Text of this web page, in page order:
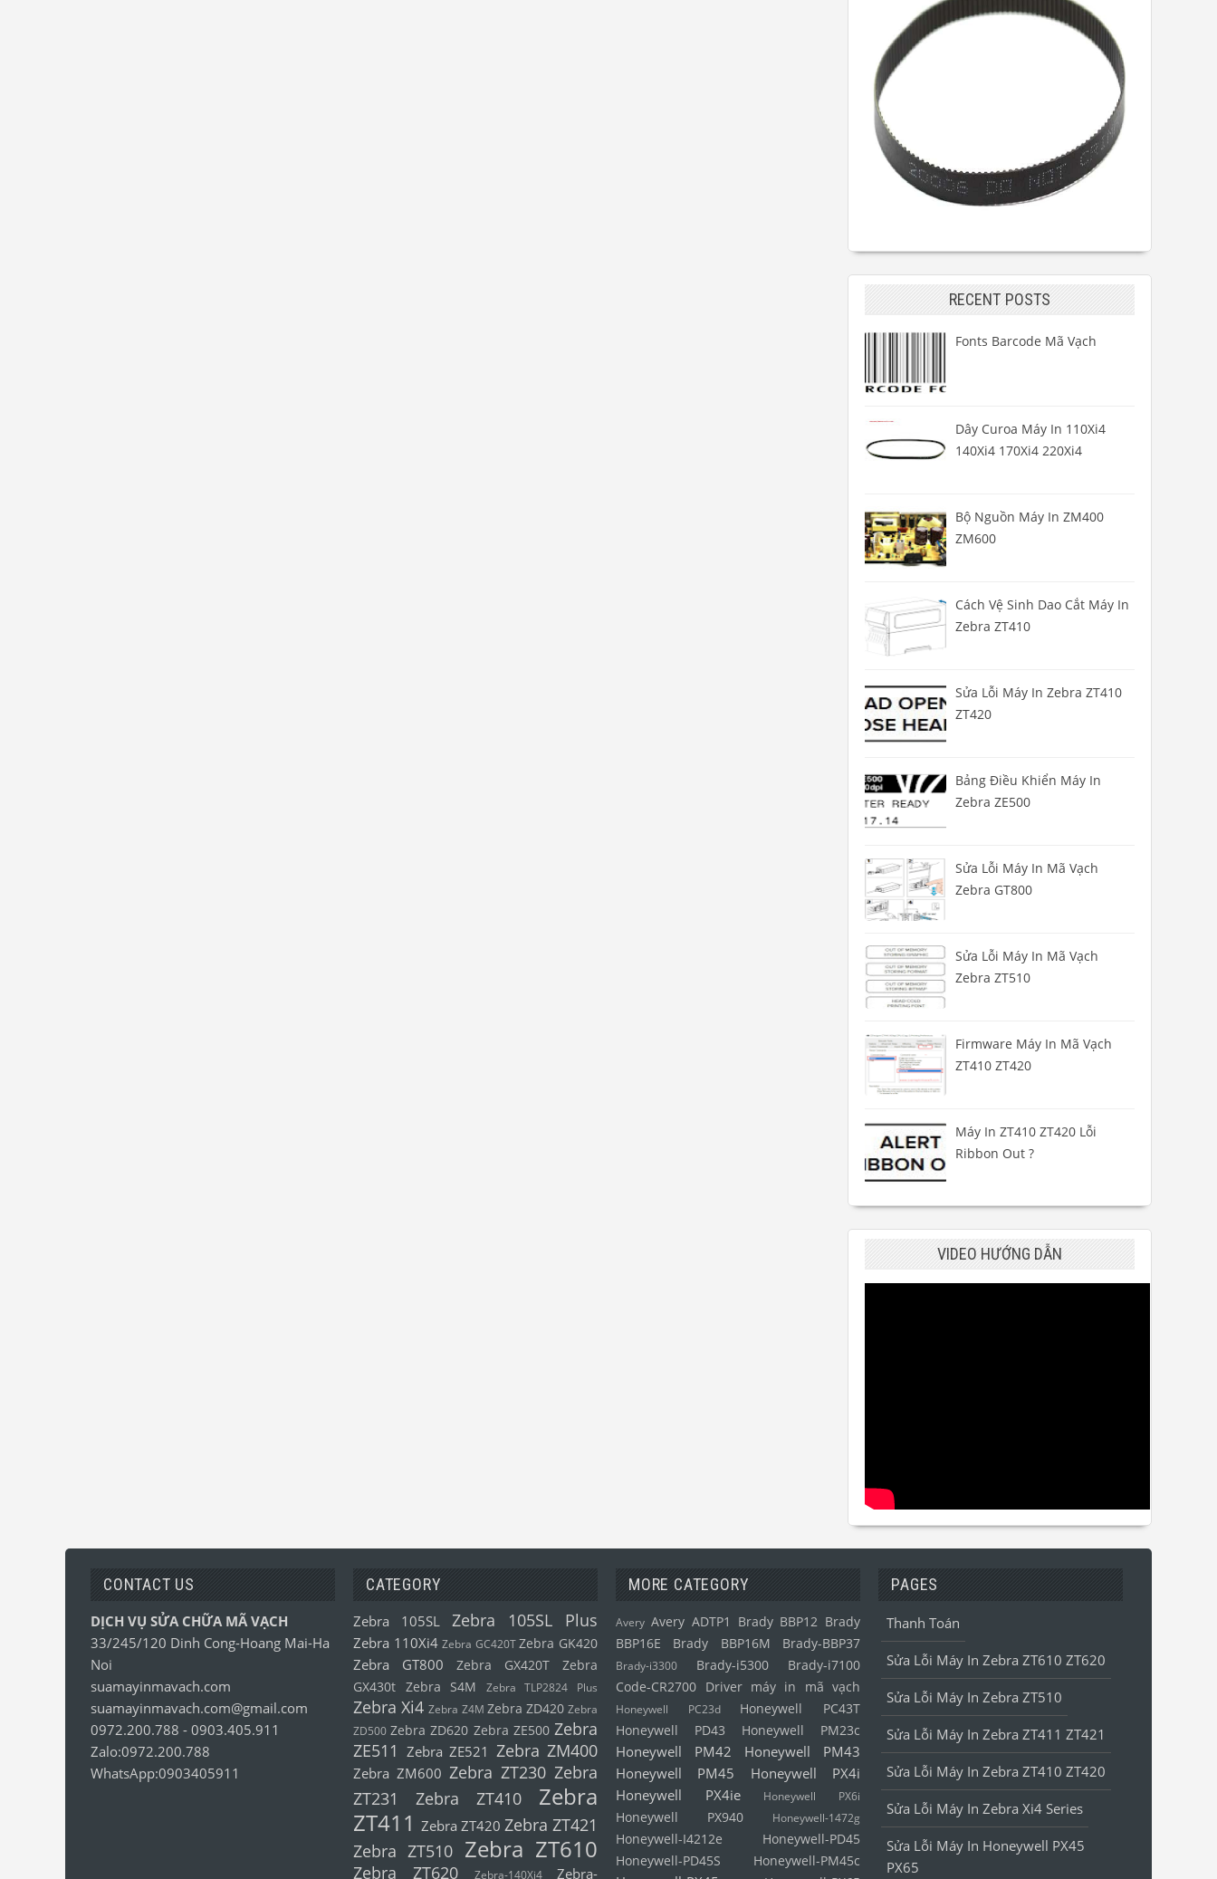
RECENT POSTS
Fonts Barcode Mã Vạch
Dây Curoa Máy In 110Xi4
140Xi4 170Xi4 220Xi4
Bộ Nguồn Máy In ZM400
ZM600
Cách Vệ Sinh Dao Cắt Máy In
Zebra ZT410
Sửa Lỗi Máy In Zebra ZT410
ZT420
Bảng Điều Khiển Máy In
Zebra ZE500
Sửa Lỗi Máy In Mã Vạch
Zebra GT800
Sửa Lỗi Máy In Mã Vạch
Zebra ZT510
Firmware Máy In Mã Vạch
ZT410 ZT420
Máy In ZT410 ZT420 Lỗi
Ribbon Out ?
VIDEO HƯỚNG DẪN
CONTACT US
DỊCH VỤ SỬA CHỮA MÃ VẠCH
33/245/120 Dinh Cong-Hoang Mai-Ha
Noi
suamayinmavach.com
suamayinmavach.com@gmail.com
0972.200.788 - 0903.405.911
Zalo:0972.200.788
WhatsApp:0903405911
CATEGORY
Zebra 105SL Zebra 105SL Plus
Zebra 110Xi4 Zebra GC420T Zebra GK420
Zebra GT800 Zebra GX420T
Zebra
GX430t
Zebra S4M Zebra TLP2824 Plus
Zebra Xi4 Zebra Z4M Zebra ZD420 Zebra
ZD500 Zebra ZD620 Zebra ZE500 Zebra
ZE511 Zebra ZE521 Zebra ZM400
Zebra ZM600 Zebra ZT230 Zebra
ZT231
Zebra ZT410
Zebra
ZT411 Zebra ZT420 Zebra ZT421
Zebra ZT510 Zebra ZT610
Zebra ZT620 Zebra-140Xi4 Zebra-
MORE CATEGORY
Avery Avery ADTP1 Brady BBP12 Brady
BBP16E
Brady BBP16M Brady-BBP37
Brady-i3300 Brady-i5300
Brady-i7100
Code-CR2700
Driver máy in mã vạch
Honeywell PC23d
Honeywell PC43T
Honeywell PD43
Honeywell PM23c
Honeywell PM42
Honeywell PM43
Honeywell PM45
Honeywell PX4i
Honeywell PX4ie
Honeywell PX6i
Honeywell PX940 Honeywell-1472g
Honeywell-I4212e
Honeywell-PD45
Honeywell-PD45S
Honeywell-PM45c
PAGES
Thanh Toán
Sửa Lỗi Máy In Zebra ZT610 ZT620
Sửa Lỗi Máy In Zebra ZT510
Sửa Lỗi Máy In Zebra ZT411 ZT421
Sửa Lỗi Máy In Zebra ZT410 ZT420
Sửa Lỗi Máy In Zebra Xi4 Series
Sửa Lỗi Máy In Honeywell PX45
PX65